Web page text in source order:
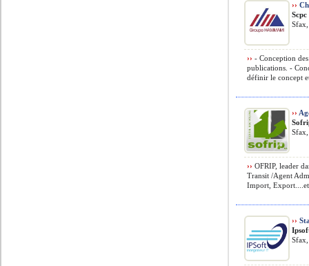
››
›› - Conception
publications. -
définir le concept
››
›› OFRIP, leader
Transit /Agent
Import,
››